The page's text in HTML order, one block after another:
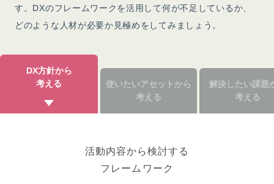
す。DXのフレームワークを活用して何が不足しているか、
どのような人材が必要か見極めをしてみましょう。
DX方針から
考える
使いたいアセットから
考える
解決したい課題
考える
活動内容から検討する
フレームワーク